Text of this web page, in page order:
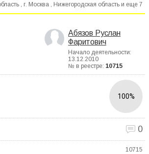
, г. Москва , Нижегородская область и еще 7
Абязов Руслан
Фаритович
Начало деятельности:
13.12.2010
№ в реестре: 10715
100%
0
10715